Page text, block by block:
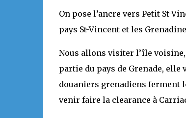
On pose l’ancre vers Petit St-
pays St-Vincent et les
Nous allons visiter l’île
partie du pays de Grenade, elle
douaniers grenadiens ferment
venir faire la clearance à